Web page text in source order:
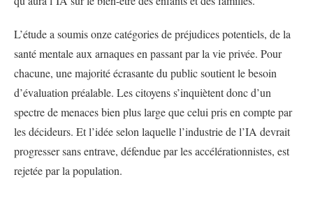
L’étude a soumis onze catégories de préjudices potentiels, de la
santé mentale aux arnaques en passant par la vie privée. Pour
chacune, une majorité écrasante du public soutient le besoin
d’évaluation préalable. Les citoyens s’inquiètent donc d’un
spectre de menaces bien plus large que celui pris en compte par
les décideurs. Et l’idée selon laquelle l’industrie de l’IA devrait
progresser sans entrave, défendue par les accélérationnistes, est
rejetée par la population.